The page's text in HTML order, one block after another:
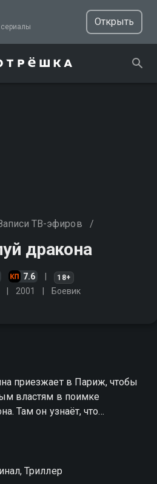
ТВ, фильмы и сериалы
Открыть
ТВ-эфиров /
дракона
7.6 18+
2001 Боевик
приезжает в Париж, чтобы
властям в поимке
Там он узнаёт, что
парижский
подозреваемого
Триллер